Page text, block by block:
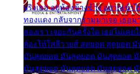
จริงเธอ อยู่ห้องข้างข้าง อยากเข้า
ทองแดง กลับจากรามมาเจอ เธอ
สองเรา เจอะกันครั้งใด เธอไม่เค
ต้องให้ใส่ลีวายส์ สุดยอด สุดยอด
มันสุดยอด มันสุดยอด มันสุดยอด
มันสุดยอด มันสุดยอด มันสุดยอด